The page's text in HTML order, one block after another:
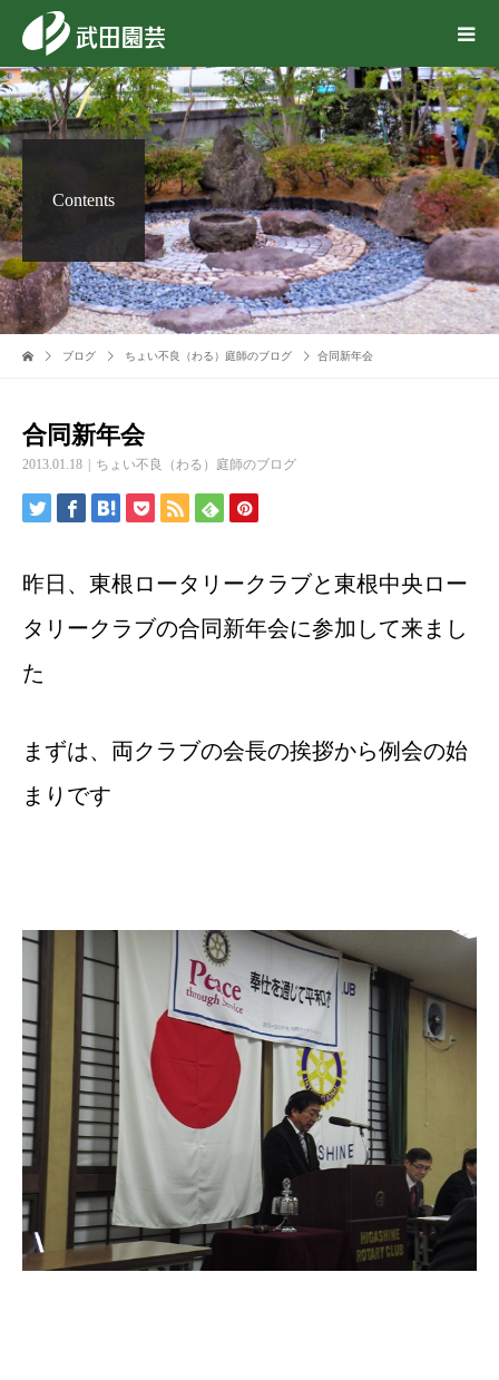
Contents
ブログ ちょい不良（わる）庭師のブログ 合同新年会
合同新年会
2013.01.18 ちょい不良（わる）庭師のブログ
昨日、東根ロータリークラブと東根中央ロー
タリークラブの合同新年会に参加して来まし
た
まずは、両クラブの会長の挨拶から例会の始
まりです